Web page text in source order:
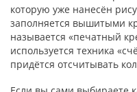
которую уже нанесён
заполняется вышитыми
называется «печатный
используется техника
придётся отсчитывать